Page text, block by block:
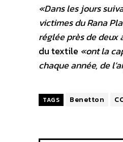
«Dans les jours
victimes du Rana
réglée près de deux
du textile «ont la
chaque année, de
TAGS Benetton